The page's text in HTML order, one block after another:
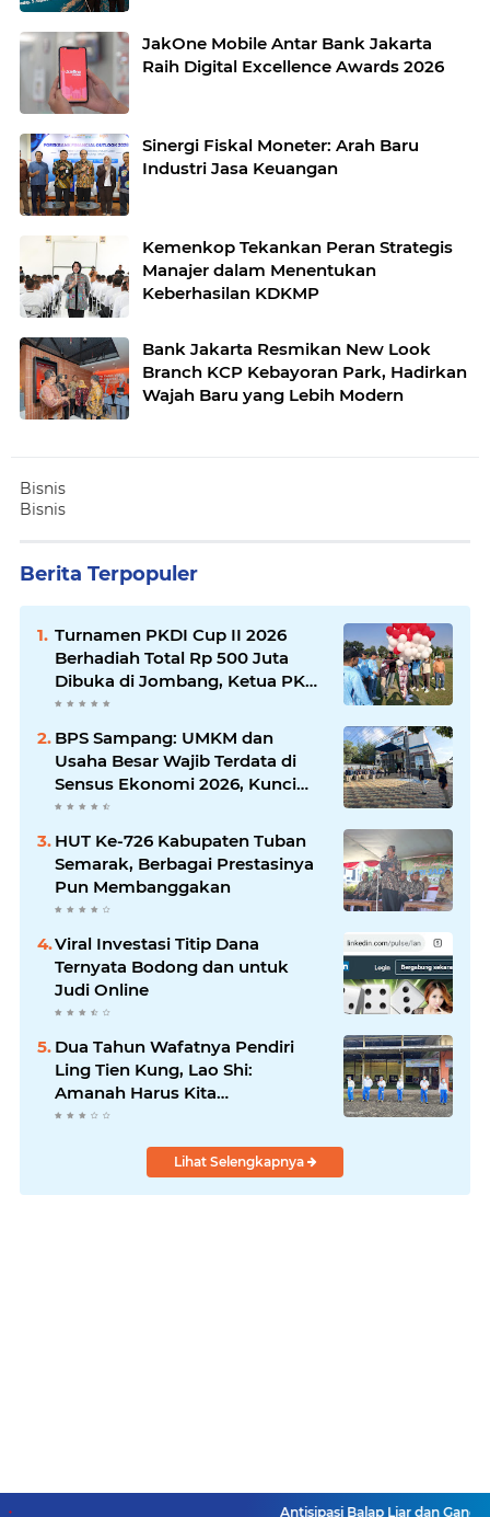
JakOne Mobile Antar Bank Jakarta
Raih Digital Excellence Awards 2026
Sinergi Fiskal Moneter: Arah Baru
Industri Jasa Keuangan
Kemenkop Tekankan Peran Strategis
Manajer dalam Menentukan
Keberhasilan KDKMP
Bank Jakarta Resmikan New Look
Branch KCP Kebayoran Park, Hadirkan
Wajah Baru yang Lebih Modern
Bisnis
Bisnis
Berita Terpopuler
Turnamen PKDI Cup II 2026
Berhadiah Total Rp 500 Juta
Dibuka di Jombang, Ketua PKDI
Jatim Syaifullah Mahdi: Ajang
Komunikasi Antar-Kades untuk
Memajukan Desa
BPS Sampang: UMKM dan
Usaha Besar Wajib Terdata di
Sensus Ekonomi 2026, Kunci
Kebijakan Tepat Sasaran
HUT Ke-726 Kabupaten Tuban
Semarak, Berbagai Prestasinya
Pun Membanggakan
Viral Investasi Titip Dana
Ternyata Bodong dan untuk
Judi Online
Dua Tahun Wafatnya Pendiri
Ling Tien Kung, Lao Shi:
Amanah Harus Kita
Laksanakan!
Lihat Selengkapnya
Antisipasi Balap Liar dan